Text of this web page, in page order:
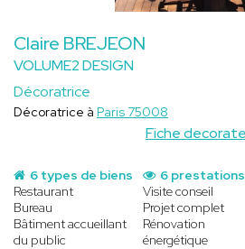
Claire BREJEON
VOLUME2 DESIGN
Décoratrice
Fiche
Décoratrice à Paris 75008
6 types de biens
Restaurant
Bureau
Bâtiment accueillant
du public
6 prestations
Visite conseil
Projet complet
Rénovation
énergétique